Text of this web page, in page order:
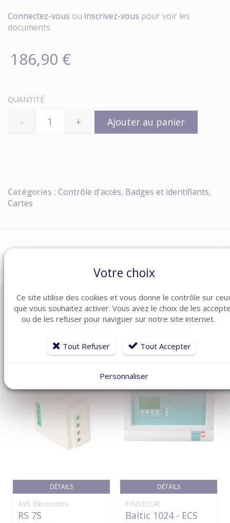
Connectez-vous ou inscrivez-vous pour voir les
documents
186,90 €
QUANTITÉ
- + Ajouter au panier
Catégories : Contrôle d'accès, Badges et identifiants,
Cartes
Dans la même famille de produits ménagers, découvrez
également ces produits plébiscités par nos clients
DÉTAILS
AVS Electronics
RS 7S
DÉTAILS
FINSECUR
Baltic 1024 - ECS
Votre choix
Ce site utilise des cookies et vous donne le contrôle sur
que vous souhaitez activer. Vous avez le choix de les
ou de les refuser pour naviguer sur notre site internet.
Tout Refuser Tout Accepter
Personnaliser